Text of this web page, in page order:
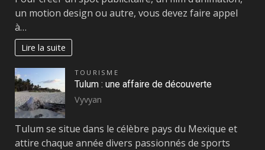
un motion design ou autre, vous devez faire appel
à…
Lire la suite
TOURISME
Tulum : une affaire de découverte
Vyvyan
Tulum se situe dans le célèbre pays du Mexique et
attire chaque année divers passionnés de sports